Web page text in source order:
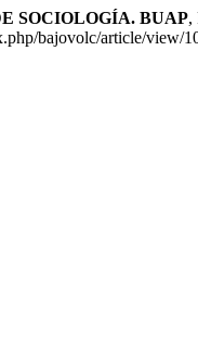
SOCIOLOGÍA. BUAP,
bajovolc/article/view/